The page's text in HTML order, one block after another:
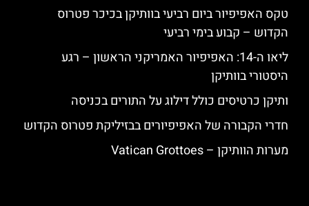
טקס האפיפיור ביום רביעי בוותיקן בכיכר פטרוס
הקדוש – קבוע בימי רביעי
ליאו ה-14: האפיפיור האמריקני הראשון – רגע
היסטורי בוותיקן
ותיקן כרטיסים כולל דילוג על התורים בכניסה
חדרי הקבורה של האפיפיורים בבזיליקת פטרוס הקדוש
מערות הוותיקן – Vatican Grottoes